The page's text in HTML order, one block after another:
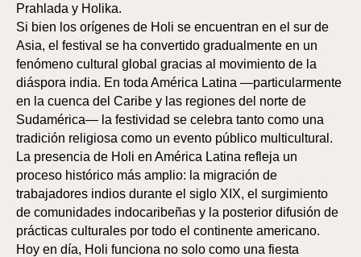
Prahlada y Holika.
Si bien los orígenes de Holi se encuentran en el sur de
Asia, el festival se ha convertido gradualmente en un
fenómeno cultural global gracias al movimiento de la
diáspora india. En toda América Latina —particularmente
en la cuenca del Caribe y las regiones del norte de
Sudamérica— la festividad se celebra tanto como una
tradición religiosa como un evento público multicultural.
La presencia de Holi en América Latina refleja un
proceso histórico más amplio: la migración de
trabajadores indios durante el siglo XIX, el surgimiento
de comunidades indocaribeñas y la posterior difusión de
prácticas culturales por todo el continente americano.
Hoy en día, Holi funciona no solo como una fiesta